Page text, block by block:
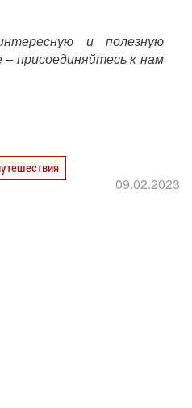
и полезную
присоединяйтесь к нам
09.02.2023